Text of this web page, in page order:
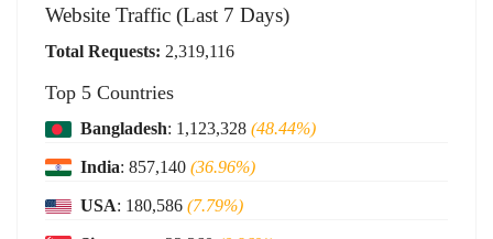
Website Traffic (Last 7 Days)
Total Requests: 2,319,116
Top 5 Countries
Bangladesh: 1,123,328(48.44%)
India: 857,140(36.96%)
USA: 180,586(7.79%)